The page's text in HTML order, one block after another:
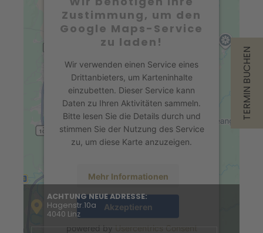
TERMIN BUCHEN
Zustimmung, um den
Google Maps-Service
zu laden!
Wir verwenden einen Service eines
Drittanbieters, um Karteninhalte
einzubetten. Dieser Service kann
Daten zu Ihren Aktivitäten sammeln.
Bitte lesen Sie die Details durch und
stimmen Sie der Nutzung des Service
zu, um diese Karte anzuzeigen.
Mehr Informationen
Akzeptieren
powered by Usercentrics Consent
ACHTUNG NEUE ADRESSE:
Hagenstr.10a
4040 Linz